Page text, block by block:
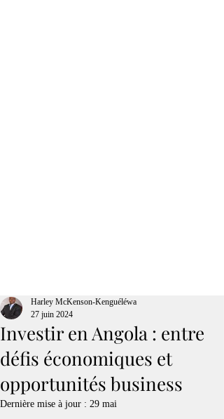
Investir en Angola : entre
défis économiques et
opportunités business
Harley McKenson-Kenguéléwa
27 juin 2024
Dernière mise à jour : 29 mai